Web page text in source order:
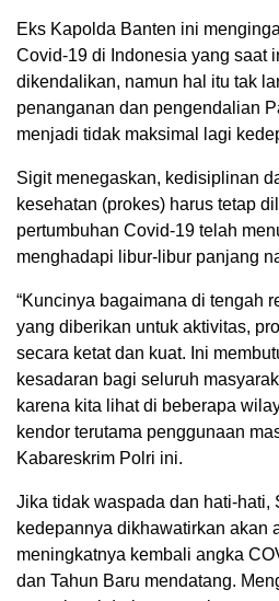
Eks Kapolda Banten ini
Covid-19 di Indonesia yang saat
dikendalikan, namun hal itu tak
penanganan dan pengendalian
menjadi tidak maksimal lagi
Sigit menegaskan, kedisiplinan
kesehatan (prokes) harus tetap
pertumbuhan Covid-19 telah
menghadapi libur-libur panjang
“Kuncinya bagaimana di tengah
yang diberikan untuk aktivitas,
secara ketat dan kuat. Ini
kesadaran bagi seluruh
karena kita lihat di beberapa
kendor terutama penggunaan
Kabareskrim Polri ini.
Jika tidak waspada dan hati-hati,
kedepannya dikhawatirkan akan
meningkatnya kembali angka
dan Tahun Baru mendatang.